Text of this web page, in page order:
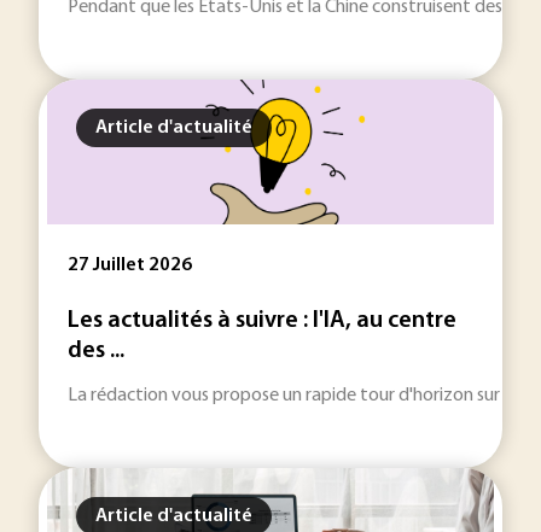
Pendant que les États-Unis et la Chine construisent des
Article d'actualité
27 Juillet 2026
Les actualités à suivre : l'IA, au centre
des ...
La rédaction vous propose un rapide tour d'horizon sur les
Article d'actualité